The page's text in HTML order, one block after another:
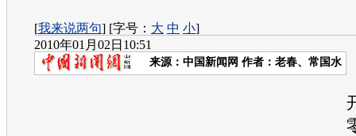
[我来说两句] [字号： 大 中 小]
2010年01月02日10:51
来源： 中国新闻网 作者：老春、常国水